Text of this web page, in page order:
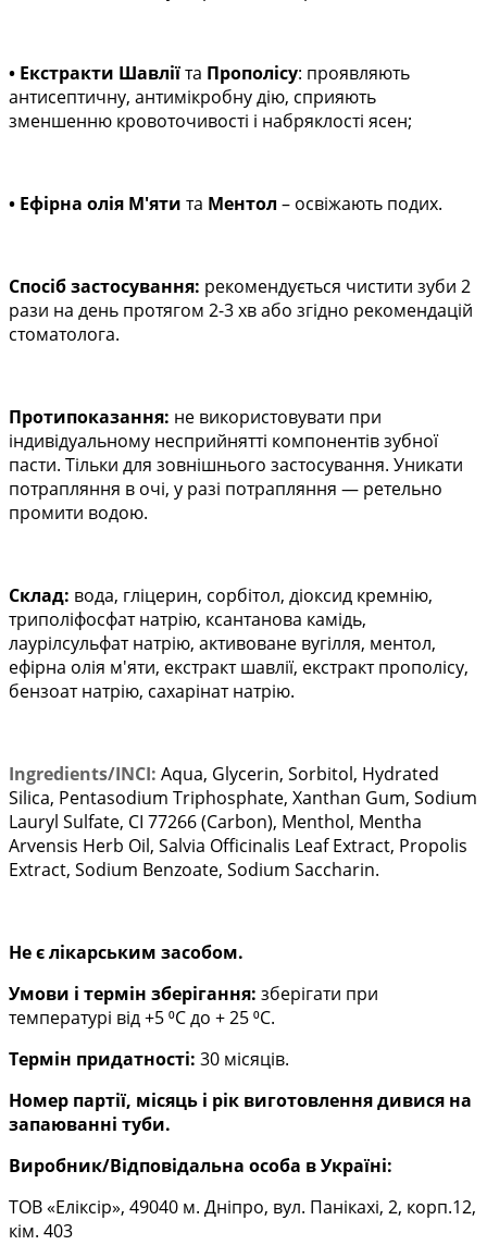
• Екстракти Шавліїта Прополісу: проявляють
антисептичну, антимікробну дію, сприяють
зменшенню кровоточивості і набряклості ясен;
• Ефірна олія М'яти та Ментол – освіжають подих.
Спосіб застосування: рекомендується чистити зуби 2
рази на день протягом 2-3 хв або згідно рекомендацій
стоматолога.
Протипоказання: не використовувати при
індивідуальному несприйнятті компонентів зубної
пасти. Тільки для зовнішнього застосування. Уникати
потрапляння в очі, у разі потрапляння — ретельно
промити водою.
Склад: вода, гліцерин, сорбітол, діоксид кремнію,
триполіфосфат натрію, ксантанова камідь,
лаурілсульфат натрію, активоване вугілля, ментол,
ефірна олія м'яти, екстракт шавлії, екстракт прополісу,
бензоат натрію, сахарінат натрію.
Ingredients/INCI: Aqua, Glycerin, Sorbitol, Hydrated
Silica, Pentasodium Triphosphate, Xanthan Gum, Sodium
Lauryl Sulfate, CI 77266 (Carbon), Menthol, Mentha
Arvensis Herb Oil, Salvia Officinalis Leaf Extract, Propolis
Extract, Sodium Benzoate, Sodium Saccharin.
Не є лікарським засобом.
Умови і термін зберігання: зберігати при
температурі від +5 ⁰С до + 25 ⁰С.
Термін придатності: 30 місяців.
Номер партії, місяць і рік виготовлення дивися на
запаюванні туби.
Виробник/Відповідальна особа в Україні:
ТОВ «Еліксір», 49040 м. Дніпро, вул. Панікахі, 2, корп.12,
кім. 403